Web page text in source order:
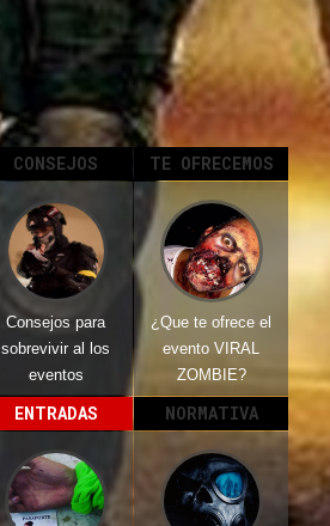
TE OFRECEMOS
¿Que te ofrece el
evento VIRAL
ZOMBIE?
CONSEJOS
Consejos para
sobrevivir al los
eventos
NORMATIVA
ENTRADAS